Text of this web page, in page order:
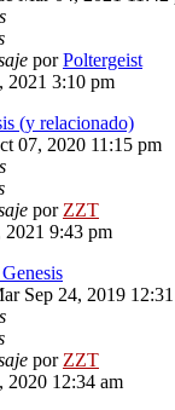
porPoltergeist
2021 3:10 pm
(y relacionado)
07, 2020 11:15 pm
por ZZT
9:43 pm
Sep 24, 2019
por ZZT
2020 12:34 am